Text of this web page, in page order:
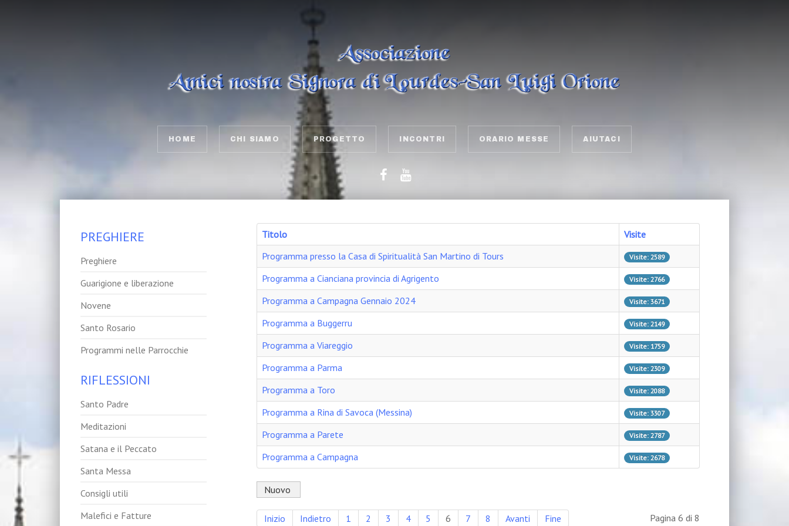
HOME CHI SIAMO PROGETTO INCONTRI ORARIO MESSE AIUTACI
PREGHIERE
Preghiere
Guarigione e liberazione
Novene
Santo Rosario
Programmi nelle Parrocchie
RIFLESSIONI
Santo Padre
Meditazioni
Satana e il Peccato
Santa Messa
Consigli utili
Malefici e Fatture
Titolo
Visite
Programma presso la Casa di Spiritualità San Martino di Tours
Visite: 2589
Programma a Cianciana provincia di Agrigento Visite: 2766
Programma a Campagna Gennaio 2024 Visite: 3671
Programma a Buggerru Visite: 2149
Programma a Viareggio Visite: 1759
Programma a Parma Visite: 2309
Programma a Toro Visite: 2088
Programma a Rina di Savoca (Messina) Visite: 3307
Programma a Parete Visite: 2787
Programma a Campagna Visite: 2678
Nuovo
Pagina 6 di 8
Inizio Indietro 1 2 3 4 5 6 7 8 Avanti Fine